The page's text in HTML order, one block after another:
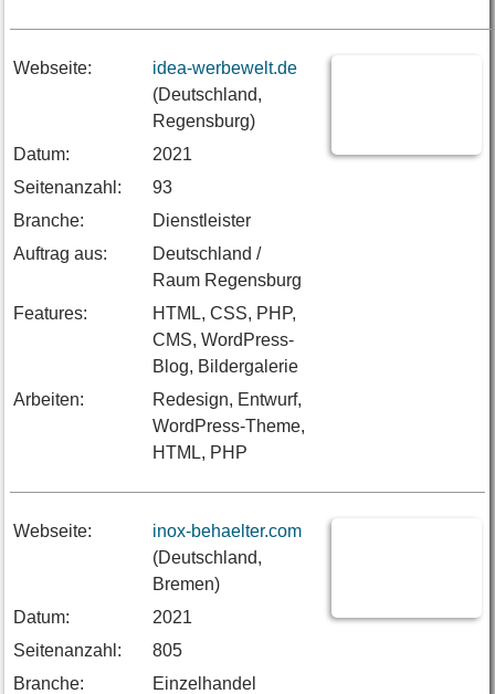
Webseite:
idea-werbewelt.de
(Deutschland,
Regensburg)
Datum:
2021
Seitenanzahl:
93
Branche:
Dienstleister
Auftrag aus:
Deutschland /
Raum Regensburg
Features:
HTML, CSS, PHP,
CMS, WordPress-
Blog, Bildergalerie
Arbeiten:
Redesign, Entwurf,
WordPress-Theme,
HTML, PHP
Webseite:
inox-behaelter.com
(Deutschland,
Bremen)
Datum:
2021
Seitenanzahl:
805
Branche:
Einzelhandel